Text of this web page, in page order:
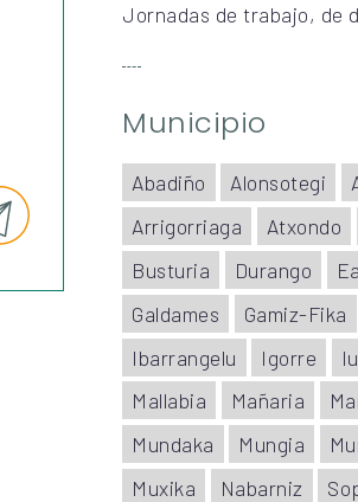
Jornadas de trabajo, de
Municipio
Abadiño Alonsotegi
Arrigorriaga
Atxondo
Busturia
Durango Ea
Galdames
Gamiz-Fika
Ibarrangelu
Igorre
Mallabia
Mañaria
Mundaka
Mungia
Muxika
Nabarniz